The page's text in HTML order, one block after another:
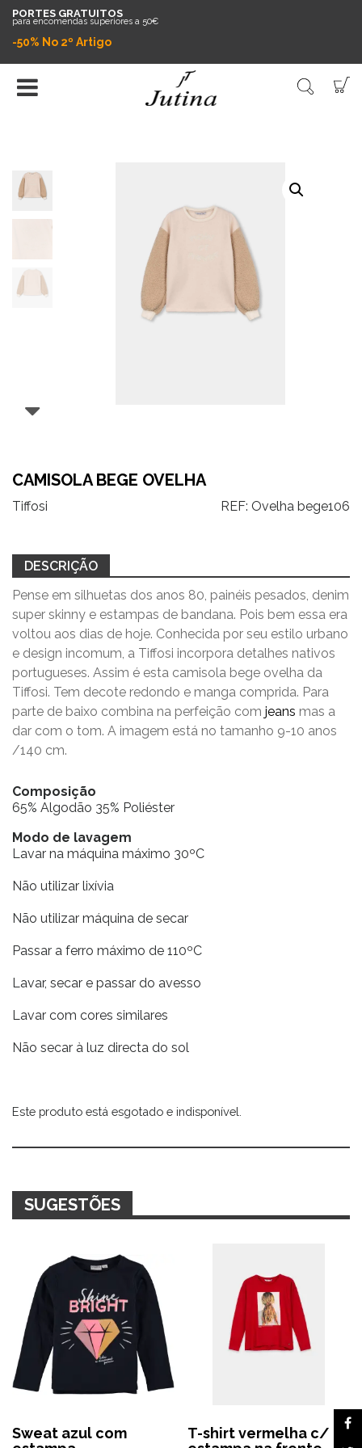
PORTES GRATUITOS
para encomendas superiores a 50€
-50% No 2º Artigo
CAMISOLA BEGE OVELHA
Tiffosi REF: Ovelha bege106
DESCRIÇÃO
Pense em silhuetas dos anos 80, painéis pesados, denim
super skinny e estampas de bandana. Pois bem essa era
voltou aos dias de hoje. Conhecida por seu estilo urbano
e design incomum, a Tiffosi incorpora detalhes nativos
portugueses. Assim é esta camisola bege ovelha da
Tiffosi. Tem decote redondo e manga comprida. Para
parte de baixo combina na perfeição com jeans mas a
dar com o tom. A imagem está no tamanho 9-10 anos
/140 cm.
Composição
65% Algodão 35% Poliéster
Modo de lavagem
Lavar na máquina máximo 30ºC
Não utilizar lixívia
Não utilizar máquina de secar
Passar a ferro máximo de 110ºC
Lavar, secar e passar do avesso
Lavar com cores similares
Não secar à luz directa do sol
Este produto está esgotado e indisponível.
Alternative:
SUGESTÕES
Sweat azul com
T-shirt vermelha c/